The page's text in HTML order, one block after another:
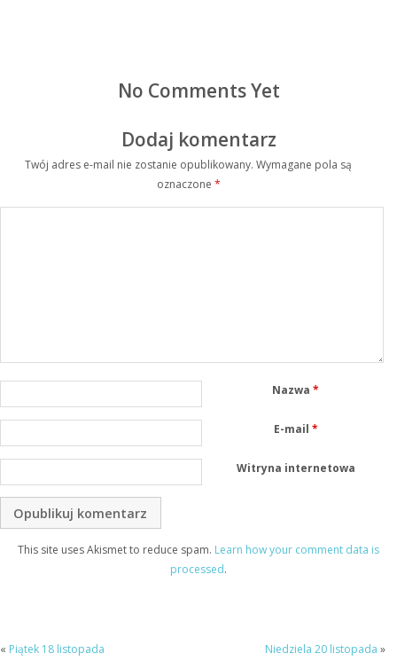
No Comments Yet
Dodaj komentarz
Twój adres e-mail nie zostanie opublikowany. Wymagane pola są
oznaczone *
Nazwa*
E-mail *
Witryna internetowa
This site uses Akismet to reduce spam. Learn how your comment data is
processed.
« Piątek 18 listopada Niedziela 20 listopada »